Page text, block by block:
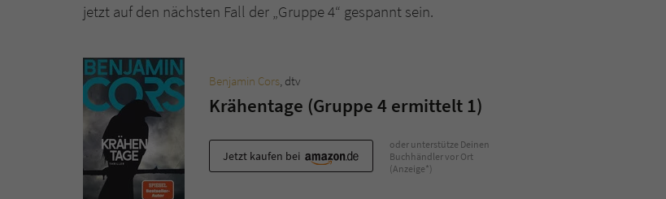
jetzt auf den nächsten Fall der „Gruppe 4“ gespannt sein.
Benjamin Cors, dtv
Krähentage (Gruppe 4 ermittelt 1)
Jetzt kaufen bei
oder unterstütze Deinen
Buchhändler vor Ort
(Anzeige*)